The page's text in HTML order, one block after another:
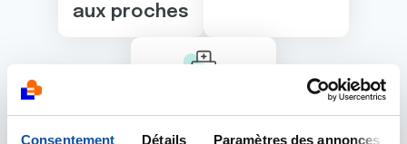
Consentement Détails Paramètres des annonces
aux proches
Nos visites